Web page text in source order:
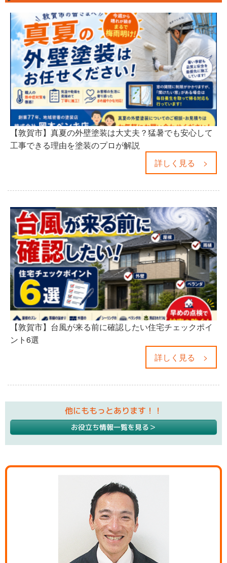
【敦賀市】真夏の外壁塗装は大丈夫？猛暑でも安心して
工事できる理由を塗装のプロが解説
詳しく見る >
【敦賀市】台風が来る前に確認したい住宅チェックポイ
ント6選
詳しく見る >
他にももっとあります！！
お役立ち情報一覧を見る